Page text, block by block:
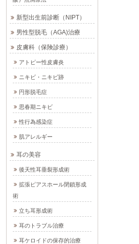
新型出生前診断（NIPT）
男性型脱毛（AGA)治療
皮膚科（保険診療）
アトピー性皮膚炎
ニキビ・ニキビ跡
円形脱毛症
思春期ニキビ
性行為感染症
肌アレルギー
耳の美容
後天性耳垂裂形成術
拡張ピアスホール閉鎖形成
術
立ち耳形成術
耳のトラブル治療
耳ケロイドの保存的治療